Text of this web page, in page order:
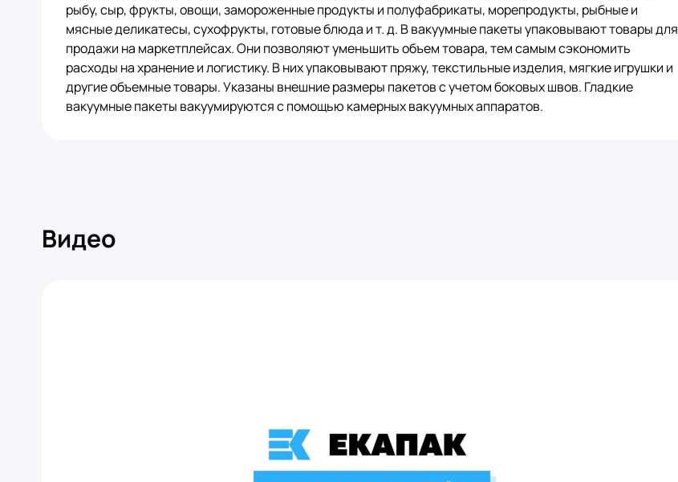
рыбу, сыр, фрукты, овощи, замороженные продукты и полуфабрикаты, морепродукты, рыбные и
мясные деликатесы, сухофрукты, готовые блюда и т. д. В вакуумные пакеты упаковывают товары для
продажи на маркетплейсах. Они позволяют уменьшить объем товара, тем самым сэкономить
расходы на хранение и логистику. В них упаковывают пряжу, текстильные изделия, мягкие игрушки и
другие объемные товары. Указаны внешние размеры пакетов с учетом боковых швов. Гладкие
вакуумные пакеты вакуумируются с помощью камерных вакуумных аппаратов.
Видео